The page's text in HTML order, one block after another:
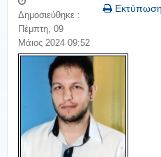
Εκτύπωση
Δημοσιεύθηκε :
Πέμπτη, 09
Μάιος 2024 09:52